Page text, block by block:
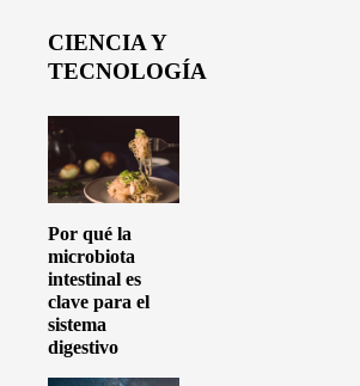
CIENCIA Y
TECNOLOGÍA
Por qué la
microbiota
intestinal es
clave para el
sistema
digestivo